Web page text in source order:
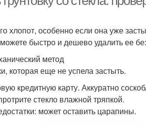
хлопот, особенно если она уже
быстро и дешево удалить ее
метод
которая еще не успела застыть.
кредитную карту. Аккуратно
стекло влажной тряпкой.
может оставить царапины.